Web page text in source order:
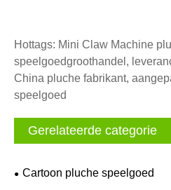
Hottags: Mini Claw Machine
speelgoedgroothandel,
China pluche fabrikant,
speelgoed
Gerelateerde categorie
Cartoon pluche speelgoed